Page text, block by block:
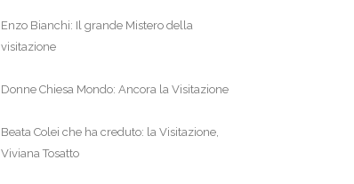
Enzo Bianchi: Il grande Mistero della
visitazione
Donne Chiesa Mondo: Ancora la Visitazione
Beata Colei che ha creduto: la Visitazione,
Viviana Tosatto